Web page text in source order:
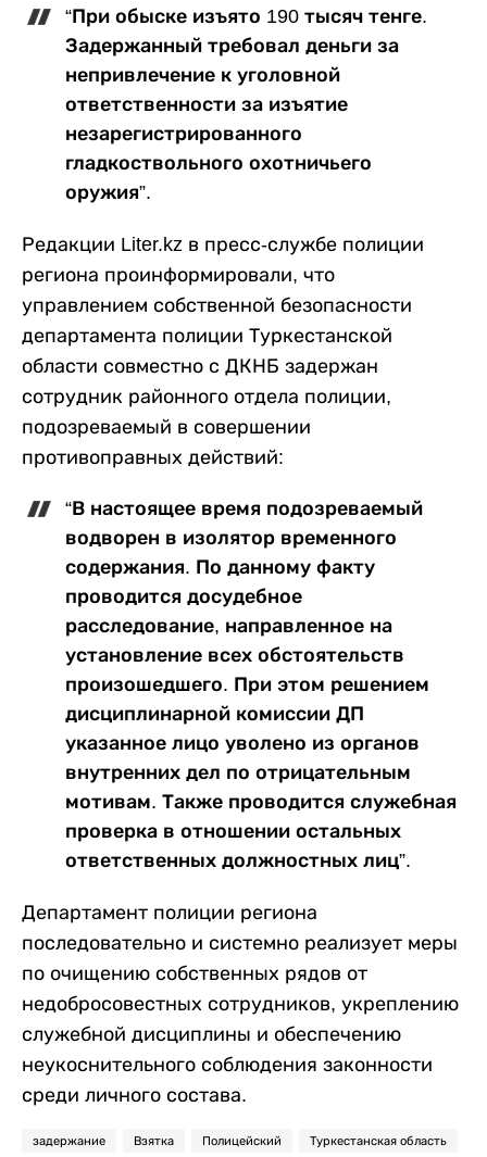
“При обыске изъято 190 тысяч тенге.
Задержанный требовал деньги за
непривлечение к уголовной
ответственности за изъятие
незарегистрированного
гладкоствольного охотничьего
оружия”.
Редакции Liter.kz в пресс-службе полиции
региона проинформировали, что
управлением собственной безопасности
департамента полиции Туркестанской
области совместно с ДКНБ задержан
сотрудник районного отдела полиции,
подозреваемый в совершении
противоправных действий:
“В настоящее время подозреваемый
водворен в изолятор временного
содержания. По данному факту
проводится досудебное
расследование, направленное на
установление всех обстоятельств
произошедшего. При этом решением
дисциплинарной комиссии ДП
указанное лицо уволено из органов
внутренних дел по отрицательным
мотивам. Также проводится служебная
проверка в отношении остальных
ответственных должностных лиц”.
Департамент полиции региона
последовательно и системно реализует меры
по очищению собственных рядов от
недобросовестных сотрудников, укреплению
служебной дисциплины и обеспечению
неукоснительного соблюдения законности
среди личного состава.
задержание Взятка Полицейский Туркестанская область